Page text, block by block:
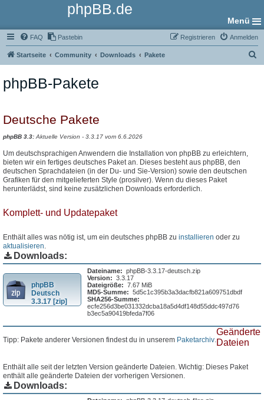
phpBB.de
Menü
FAQ Pastebin Anmelden
Registrieren
Startseite Community Downloads Pakete
phpBB-Pakete
Deutsche Pakete
phpBB 3.3: Aktuelle Version - 3.3.17 vom 6.6.2026
Um deutschsprachigen Anwendern die Installation von phpBB zu erleichtern,
bieten wir ein fertiges deutsches Paket an. Dieses besteht aus phpBB, den
deutschen Sprachdateien (in der Du- und Sie-Version) sowie den deutschen
Grafiken für den mitgelieferten Style (prosilver). Wenn du dieses Paket
herunterlädst, sind keine zusätzlichen Downloads erforderlich.
Komplett- und Updatepaket
Enthält alles was nötig ist, um ein deutsches phpBB zu installieren oder zu
aktualisieren.
Downloads:
phpBB
Deutsch
3.3.17 [zip]
Dateiname: phpBB-3.3.17-deutsch.zip
Version: 3.3.17
Dateigröße: 7.67 MiB
MD5-Summe: 5d5c1c395b3a3dacfb821a609751dbdf
SHA256-Summe:
ecfe256d3be031332dcba18a5d4df148d55ddc497d76
b3ec5a90419bfeda7f06
Tipp: Pakete anderer Versionen findest du in unserem Paketarchiv.
Geänderte
Dateien
Enthält alle seit der letzten Version geänderte Dateien. Wichtig: Dieses Paket
enthält alle geänderte Dateien der vorherigen Versionen.
Downloads: